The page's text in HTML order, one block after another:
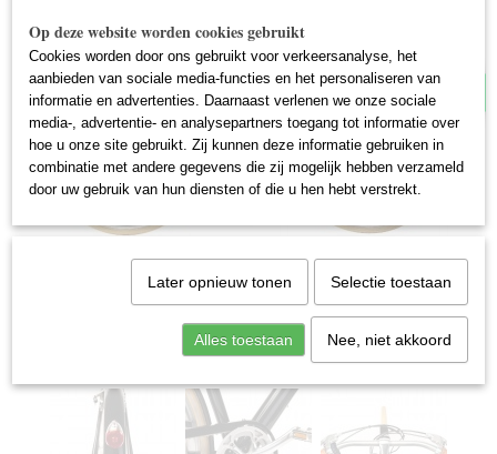
Pre order nu!
Op deze website worden cookies gebruikt
Cookies worden door ons gebruikt voor verkeersanalyse, het
aanbieden van sociale media-functies en het personaliseren van
informatie en advertenties. Daarnaast verlenen we onze sociale
media-, advertentie- en analysepartners toegang tot informatie over
hoe u onze site gebruikt. Zij kunnen deze informatie gebruiken in
combinatie met andere gegevens die zij mogelijk hebben verzameld
door uw gebruik van hun diensten of die u hen hebt verstrekt.
Later opnieuw tonen Selectie toestaan
Alles toestaan Nee, niet akkoord